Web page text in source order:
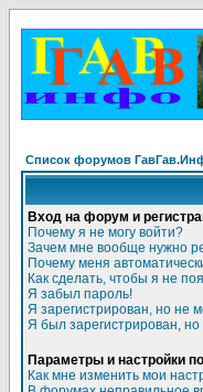
Список форумов
Вход на форум и
Почему я не могу войти?
Зачем мне вообще нужно
Почему меня
Как сделать, чтобы я не
Я забыл пароль!
Я зарегистрирован, но не
Я был зарегистрирован,
Параметры и настройки
Как мне изменить мои